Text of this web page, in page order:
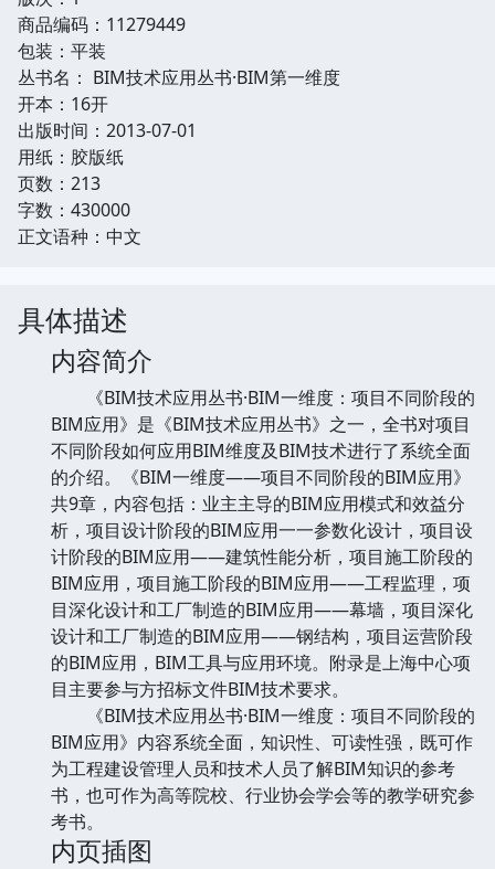
商品编码：11279449
包装：平装
丛书名： BIM技术应用丛书·BIM第一维度
开本：16开
出版时间：2013-07-01
用纸：胶版纸
页数：213
字数：430000
正文语种：中文
具体描述
内容简介
《BIM技术应用丛书·BIM一维度：项目不同阶段的
BIM应用》是《BIM技术应用丛书》之一，全书对项目
不同阶段如何应用BIM维度及BIM技术进行了系统全面
的介绍。《BIM一维度——项目不同阶段的BIM应用》
共9章，内容包括：业主主导的BIM应用模式和效益分
析，项目设计阶段的BIM应用一一参数化设计，项目设
计阶段的BIM应用——建筑性能分析，项目施工阶段的
BIM应用，项目施工阶段的BIM应用——工程监理，项
目深化设计和工厂制造的BIM应用——幕墙，项目深化
设计和工厂制造的BIM应用——钢结构，项目运营阶段
的BIM应用，BIM工具与应用环境。附录是上海中心项
目主要参与方招标文件BIM技术要求。
《BIM技术应用丛书·BIM一维度：项目不同阶段的
BIM应用》内容系统全面，知识性、可读性强，既可作
为工程建设管理人员和技术人员了解BIM知识的参考
书，也可作为高等院校、行业协会学会等的教学研究参
考书。
内页插图